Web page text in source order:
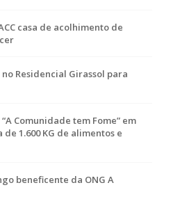
casa de acolhimento de
no Residencial Girassol para
“A Comunidade tem Fome” em
1.600 KG de alimentos e
beneficente da ONG A